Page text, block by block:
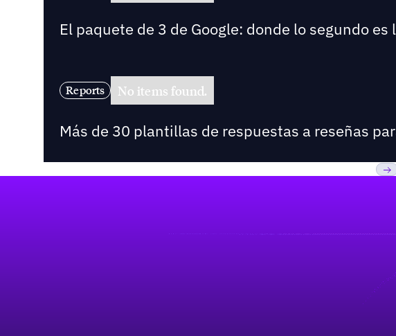
El paquete de 3 de Google: donde lo segundo es
Reports No items found.
Más de 30 plantillas de respuestas a reseñas